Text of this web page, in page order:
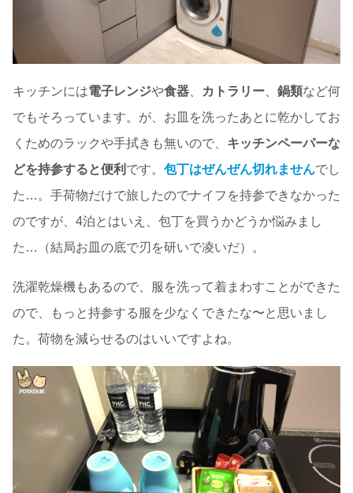
キッチンには電子レンジや食器 カトラリー 鍋類など何
でもそろっています。が、お皿を洗ったあとに乾かしてお
くためのラックや手拭きも無いので、 キッチンペーパーな
どを持参すると便利 です。 包丁はぜんぜん切れませんでし
た…。手荷物だけで旅したのでナイフを持参できなかった
のですが、4泊とはいえ、包丁を買うかどうか悩みまし
た…（結局お皿の底で刃を研いで凌いだ）。
洗濯乾燥機もあるので、服を洗って着まわすことができた
ので、もっと持参する服を少なくできたな〜と思いまし
た。荷物を減らせるのはいいですよね。